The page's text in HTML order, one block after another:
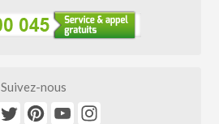
Suivez-nous